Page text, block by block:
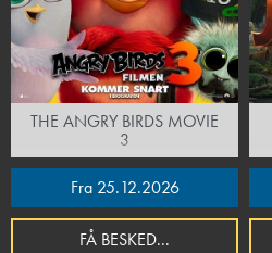
THE ANGRY BIRDS MOVIE
3
Fra 25.12.2026
FÅ BESKED...